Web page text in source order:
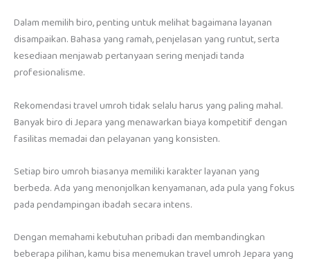
Dalam memilih biro, penting untuk melihat bagaimana layanan
disampaikan. Bahasa yang ramah, penjelasan yang runtut, serta
kesediaan menjawab pertanyaan sering menjadi tanda
profesionalisme.
Rekomendasi travel umroh tidak selalu harus yang paling mahal.
Banyak biro di Jepara yang menawarkan biaya kompetitif dengan
fasilitas memadai dan pelayanan yang konsisten.
Setiap biro umroh biasanya memiliki karakter layanan yang
berbeda. Ada yang menonjolkan kenyamanan, ada pula yang fokus
pada pendampingan ibadah secara intens.
Dengan memahami kebutuhan pribadi dan membandingkan
beberapa pilihan, kamu bisa menemukan travel umroh Jepara yang